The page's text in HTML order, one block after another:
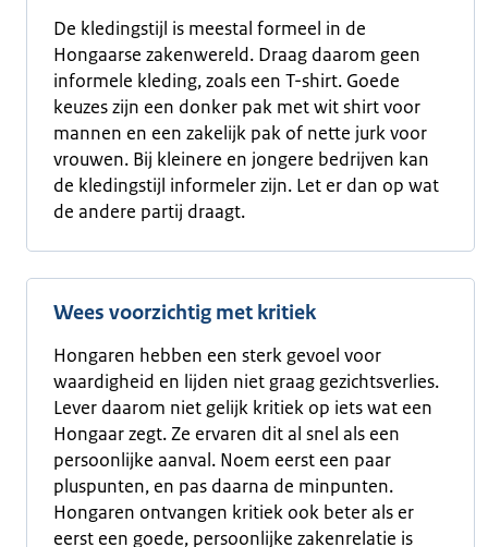
De kledingstijl is meestal formeel in de
Hongaarse zakenwereld. Draag daarom geen
informele kleding, zoals een T-shirt. Goede
keuzes zijn een donker pak met wit shirt voor
mannen en een zakelijk pak of nette jurk voor
vrouwen. Bij kleinere en jongere bedrijven kan
de kledingstijl informeler zijn. Let er dan op wat
de andere partij draagt.
Wees voorzichtig met kritiek
Hongaren hebben een sterk gevoel voor
waardigheid en lijden niet graag gezichtsverlies.
Lever daarom niet gelijk kritiek op iets wat een
Hongaar zegt. Ze ervaren dit al snel als een
persoonlijke aanval. Noem eerst een paar
pluspunten, en pas daarna de minpunten.
Hongaren ontvangen kritiek ook beter als er
eerst een goede, persoonlijke zakenrelatie is